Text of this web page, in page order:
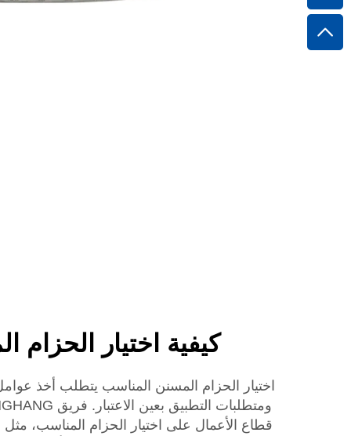
كيفية اختيار
اختيار الحزام المسنن المناسب يتطلب أخذ
قطاع الأعمال على اختيار الحزام المناسب،